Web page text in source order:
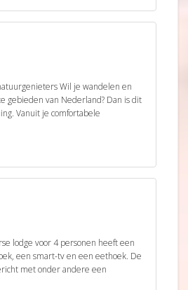
Wil je wandelen en
gebieden van Nederland? Dan is dit
Vanuit je comfortabele
lodge voor 4 personen heeft een
een smart-tv en een eethoek. De
met onder andere een